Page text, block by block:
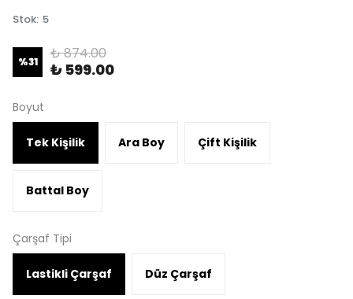
Stok: 5
%31 ₺ 874.00
₺ 599.00
Boyut
Tek Kişilik Ara Boy Çift Kişilik
Battal Boy
Çarşaf Tipi
Lastikli Çarşaf Düz Çarşaf